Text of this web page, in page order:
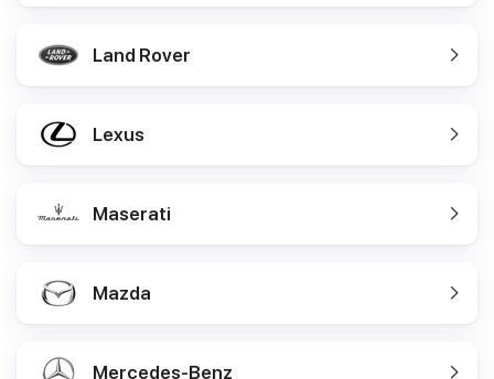
Land Rover
Lexus
Maserati
Mazda
Mercedes-Benz